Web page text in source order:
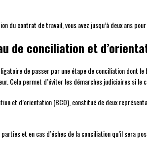
du contrat de travail, vous avez jusqu’à deux ans
de conciliation et
de passer par une étape de conciliation dont
Cela permet d’éviter les démarches judiciaires si le
et d’orientation (BCO), constitué de deux
parties et en cas d’échec de la conciliation qu’il sera